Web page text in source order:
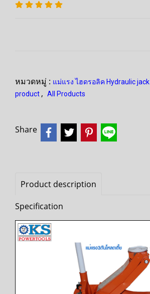
หมวดหมู่ : แม่แรง ไฮดรอลิค Hydraulic jack
product , All Products
Share
Product description
Specification